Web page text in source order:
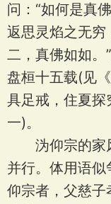
问：“如何是真
返思灵焰之无穷
二，真佛如如。
盘桓十五载(见
具足戒，住夏
一)。
沩仰宗的家
并行。体用语似
仰宗者，父慈子